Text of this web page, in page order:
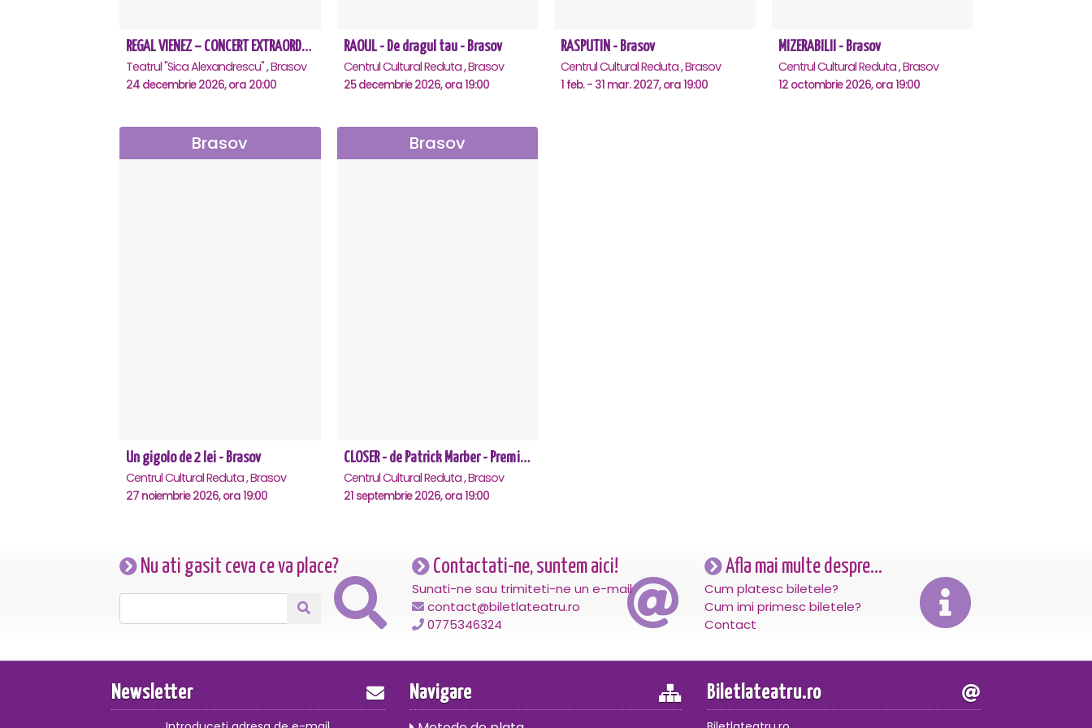
unei deschideri considerabile a publicului larg către lumea fascinantă a teatrului liric. Lăsați-va
purtați de val și fiți fermecați de această poveste de iubire plină de intrigi, pasiune, gelozie și
răzbunare, alături de frumoasa Carmen și al ei soldat Don Jose, preferații îndrăgostiților de operă.
REGAL VIENEZ – CONCERT EXTRAORDINAR DE CRACIUN - Brasov
Teatrul "Sica Alexandrescu" , Brasov
24 decembrie 2026, ora 20:00
RAOUL - De dragul tau - Brasov
Centrul Cultural Reduta , Brasov
25 decembrie 2026, ora 19:00
RASPUTIN - Brasov
Centrul Cultural Reduta , Brasov
1 feb. - 31 mar. 2027, ora 19:00
MIZERABILII - Brasov
Centrul Cultural Reduta , Brasov
12 octombrie 2026, ora 19:00
Brasov
Un gigolo de 2 lei - Brasov
Centrul Cultural Reduta , Brasov
27 noiembrie 2026, ora 19:00
Brasov
CLOSER - de Patrick Marber - Premiera - Brasov
Centrul Cultural Reduta , Brasov
21 septembrie 2026, ora 19:00
Nu ati gasit ceva ce va place? Contactati-ne, suntem aici!
Sunati-ne sau trimiteti-ne un e-mail
contact@biletlateatru.ro
0775346324
Afla mai multe despre...
Cum platesc biletele?
Cum imi primesc biletele?
Contact
Newsletter Navigare Biletlateatru.ro